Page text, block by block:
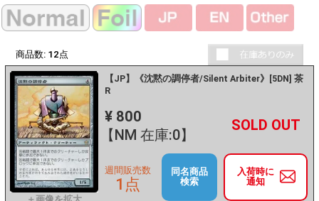
商品数: 12 点
【JP】《沈黙の調停者/Silent Arbiter》[5DN] 茶
R
¥ 800
【NM 在庫:0】
－ +
入荷時に
通知
週間販売数
1点
同名商品
検索